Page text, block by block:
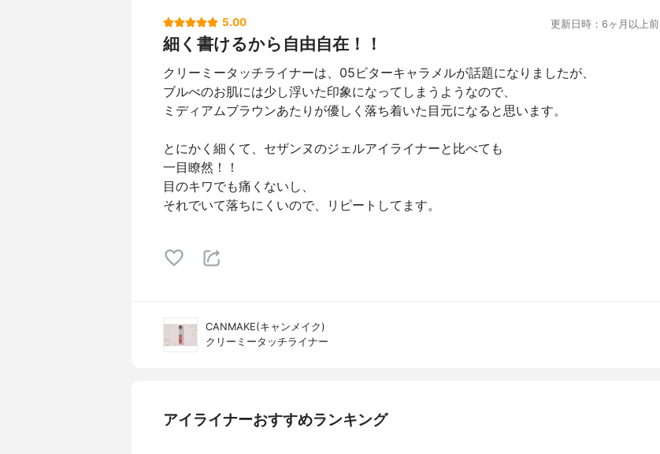
5.00 更新日時：6ヶ月以上前
細く書けるから自由自在！！
クリーミータッチライナーは、05ビターキャラメルが話題になりましたが、
ブルべのお肌には少し浮いた印象になってしまうようなので、
ミディアムブラウンあたりが優しく落ち着いた目元になると思います。
とにかく細くて、セザンヌのジェルアイライナーと比べても
一目瞭然！！
目のキワでも痛くないし、
それでいて落ちにくいので、リピートしてます。
CANMAKE(キャンメイク)
クリーミータッチライナー
アイライナーおすすめランキング